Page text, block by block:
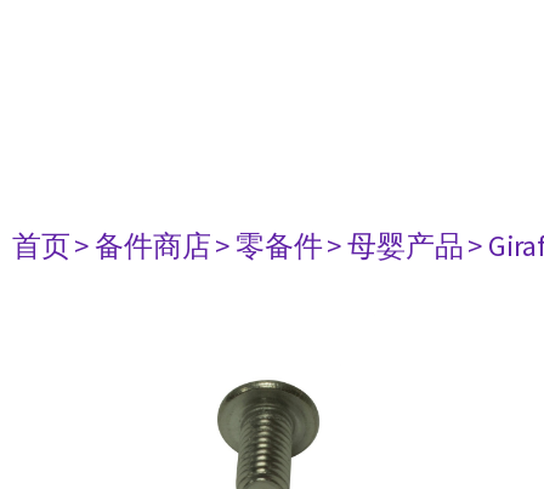
首页> 备件商店> 零备件> 母婴产品>